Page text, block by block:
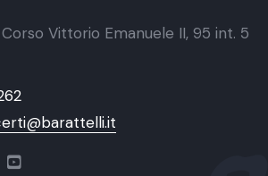
Corso Vittorio Emanuele II, 95 int. 5